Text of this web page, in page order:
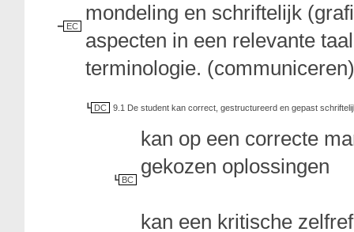
EC
mondeling en schriftelijk
aspecten in een relevante
terminologie. (communiceren)
DC 9.1 De student kan correct, gestructureerd en gepast
BC
kan op een correcte
gekozen oplossingen
kan een kritische